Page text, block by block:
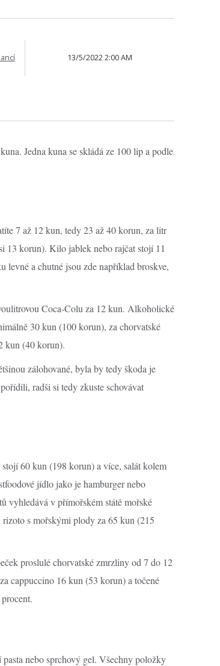
13/5/2022 2:00 AM
Jedna kuna se skládá ze 100 lip a podle
7 až 12 kun, tedy 23 až 40 korun, za litr
13 korun). Kilo jablek nebo rajčat stojí 11
a chutné jsou zde například broskve,
Coca-Colu za 12 kun. Alkoholické
30 kun (100 korun), za chorvatské
kun (40 korun).
zálohované, byla by tedy škoda je
radši si tedy zkuste schovávat
60 kun (198 korun) a více, salát kolem
jídlo jako je hamburger nebo
vyhledává v přímořském státě mořské
s mořskými plody za 65 kun (215
proslulé chorvatské zmrzliny od 7 do 12
cappuccino 16 kun (53 korun) a točené
nebo sprchový gel. Všechny položky